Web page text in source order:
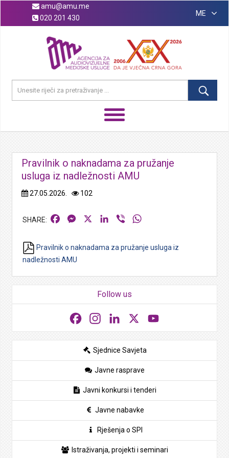
amu@amu.me
020 201 430
ME
Pravilnik o naknadama za pružanje
usluga iz nadležnosti AMU
27.05.2026. 102
FacebookMessengerLinkedIn
Viber
Pravilnik o naknadama za pružanje usluga iz
nadležnosti AMU
Follow us
FacebookInstagramLinkedIn
Sjednice Savjeta
Javne rasprave
Javni konkursi i tenderi
Javne nabavke
Rješenja o SPI
Istraživanja, projekti i seminari